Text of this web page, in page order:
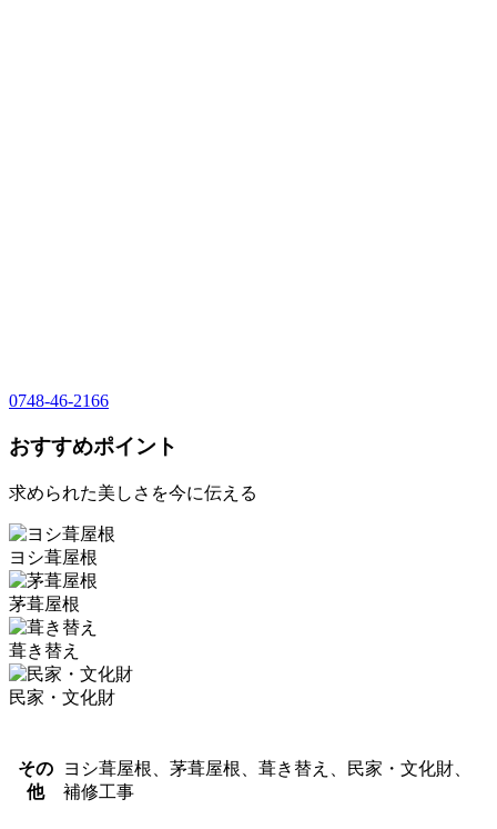
0748-46-2166
おすすめポイント
求められた美しさを今に伝える
ヨシ葺屋根
茅葺屋根
葺き替え
民家・文化財
その
他
ヨシ葺屋根、茅葺屋根、葺き替え、民家・文化財、
補修工事